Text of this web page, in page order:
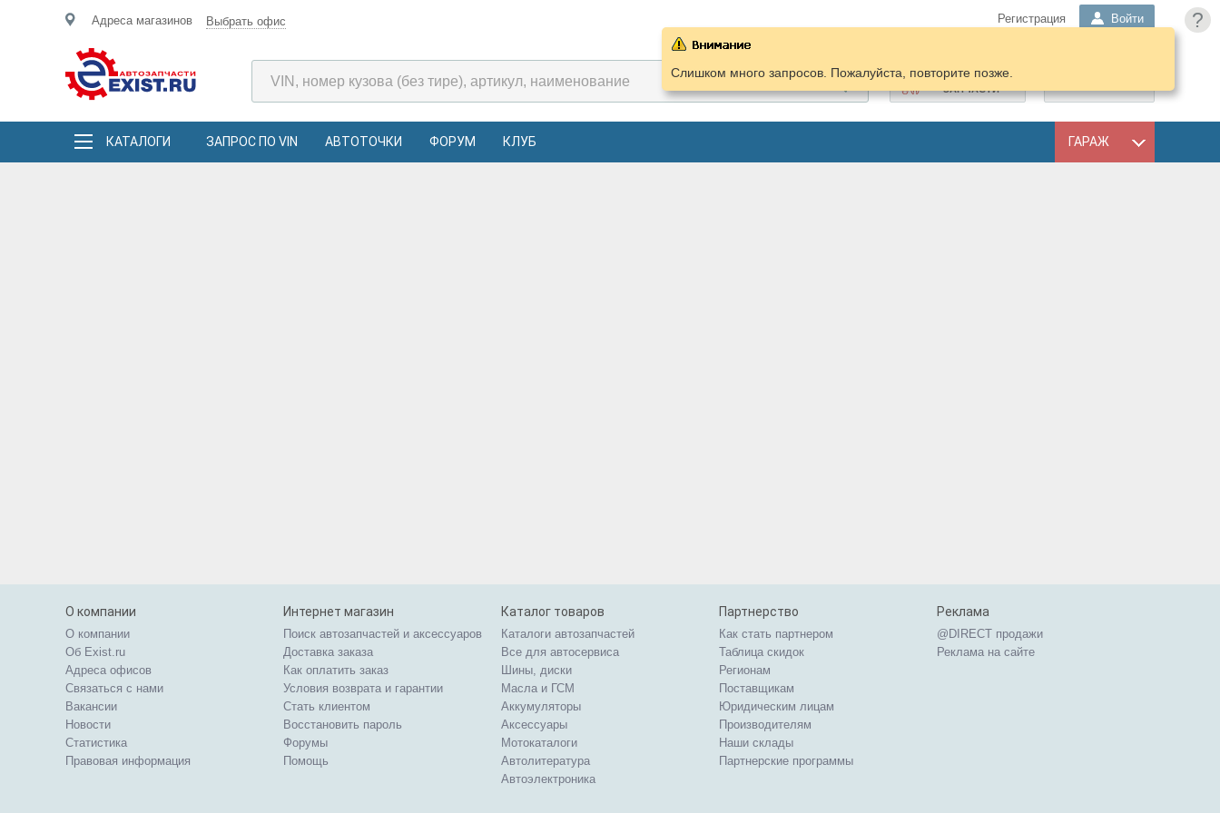
?
Адреса магазинов Выбрать офис Регистрация Войти
ПОДОБРАТЬ
ЗАПЧАСТИ
КАТАЛОГИ ЗАПРОС ПО VIN АВТОТОЧКИ ФОРУМ КЛУБ ГАРАЖ
Слишком много запросов. Пожалуйста, повторите позже.
О компании
О компании
Об Exist.ru
Адреса офисов
Связаться с нами
Вакансии
Новости
Статистика
Правовая информация
Интернет магазин
Поиск автозапчастей и аксессуаров
Доставка заказа
Как оплатить заказ
Условия возврата и гарантии
Стать клиентом
Восстановить пароль
Форумы
Помощь
Каталог товаров
Каталоги автозапчастей
Все для автосервиса
Шины, диски
Масла и ГСМ
Аккумуляторы
Аксессуары
Мотокаталоги
Автолитература
Автоэлектроника
Партнерство
Как стать партнером
Таблица скидок
Регионам
Поставщикам
Юридическим лицам
Производителям
Наши склады
Партнерские программы
Реклама
@DIRECT продажи
Реклама на сайте